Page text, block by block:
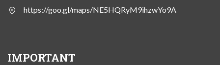
https://goo.gl/maps/NE5HQRyM9ihzwYo9A
IMPORTANT